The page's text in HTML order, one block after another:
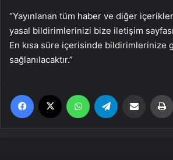
“Yayınlanan tüm haber ve diğer
yasal bildirimlerinizi bize iletişim
En kısa süre içerisinde bildirimlerinize
sağlanılacaktır.”
Facebook WhatsApp Email'den paylaş